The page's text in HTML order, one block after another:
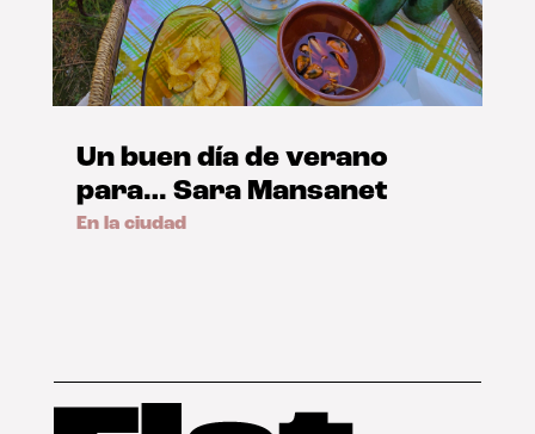
Un buen día de verano
para… Sara Mansanet
En la ciudad